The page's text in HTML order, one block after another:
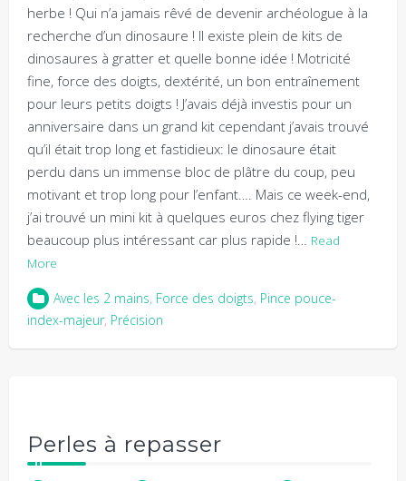
herbe ! Qui n’a jamais rêvé de devenir archéologue à la
recherche d’un dinosaure ! Il existe plein de kits de
dinosaures à gratter et quelle bonne idée ! Motricité
fine, force des doigts, dextérité, un bon entraînement
pour leurs petits doigts ! J’avais déjà investis pour un
anniversaire dans un grand kit cependant j’avais trouvé
qu’il était trop long et fastidieux: le dinosaure était
perdu dans un immense bloc de plâtre du coup, peu
motivant et trop long pour l’enfant…. Mais ce week-end,
j’ai trouvé un mini kit à quelques euros chez flying tiger
beaucoup plus intéressant car plus rapide !… Read
More
Avec les 2 mains, Force des doigts, Pince pouce-
index-majeur, Précision
Perles à repasser